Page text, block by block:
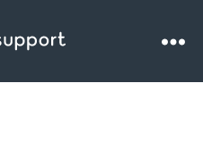
Websupport